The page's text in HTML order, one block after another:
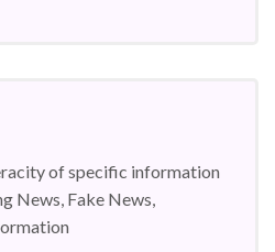
of specific information
News, Fake News,